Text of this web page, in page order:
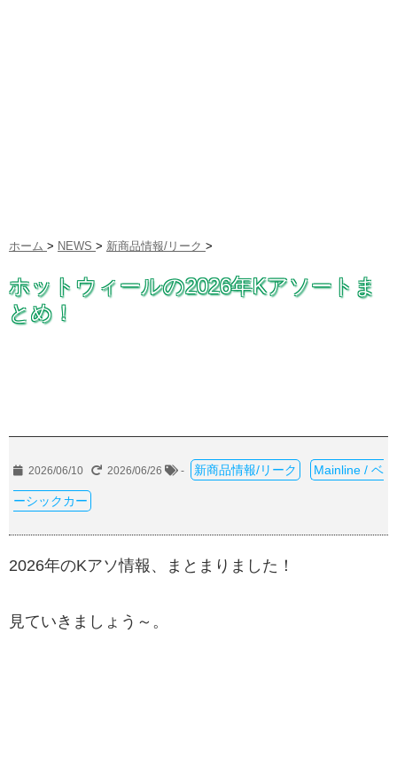
ホーム > NEWS > 新商品情報/リーク >
ホットウィールの2026年Kアソートま
とめ！
2026/06/10 2026/06/26 - 新商品情報/リーク Mainline / ベ
ーシックカー
2026年のKアソ情報、まとまりました！
見ていきましょう～。